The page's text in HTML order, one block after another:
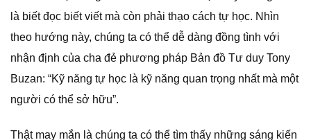
là biết đọc biết viết mà còn phải thạo cách tự học. Nhìn
theo hướng này, chúng ta có thể dễ dàng đồng tình với
nhận định của cha đẻ phương pháp Bản đồ Tư duy Tony
Buzan: “Kỹ năng tự học là kỹ năng quan trọng nhất mà một
người có thể sở hữu”.
Thật may mắn là chúng ta có thể tìm thấy những sáng kiến